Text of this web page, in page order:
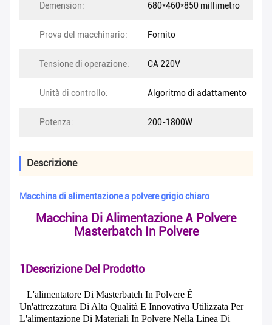
Demension: 680*460*850 millimetro
Prova del macchinario: Fornito
Tensione di operazione: CA 220V
Unità di controllo: Algoritmo di adattamento
Potenza: 200-1800W
Descrizione
Macchina di alimentazione a polvere grigio chiaro
Macchina Di Alimentazione A Polvere
Masterbatch In Polvere
1Descrizione Del Prodotto
L'alimentatore Di Masterbatch In Polvere È
Un'attrezzatura Di Alta Qualità E Innovativa Utilizzata Per
L'alimentazione Di Materiali In Polvere Nella Linea Di